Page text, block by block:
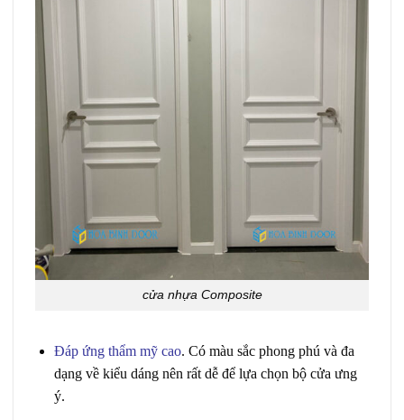
cửa nhựa Composite
Đáp ứng thẩm mỹ cao. Có màu sắc phong phú và đa
dạng về kiểu dáng nên rất dễ để lựa chọn bộ cửa ưng
ý.